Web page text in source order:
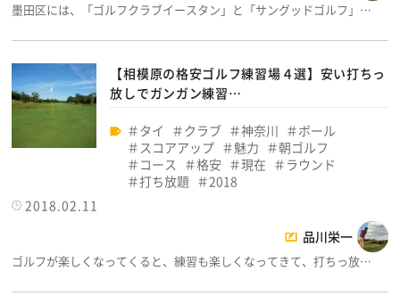
墨田区には、「ゴルフクラブイースタン」と「サングッドゴルフ」…
【相模原の格安ゴルフ練習場４選】安い打ちっ
放しでガンガン練習…
タイ クラブ 神奈川
ボール
スコアアップ
魅力
朝ゴルフ
コース
格安 現在
ラウンド
打ち放題
2018
2018.02.11
品川栄一
ゴルフが楽しくなってくると、練習も楽しくなってきて、打ちっ放…